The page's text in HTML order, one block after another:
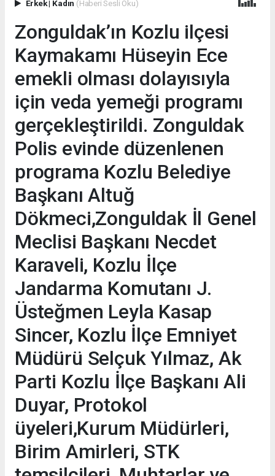
Erkek| Kadın (Haberi Sesli Oku)
Zonguldak’ın Kozlu ilçesi
Kaymakamı Hüseyin Ece
emekli olması dolayısıyla
için veda yemeği programı
gerçekleştirildi. Zonguldak
Polis evinde düzenlenen
programa Kozlu Belediye
Başkanı Altuğ
Dökmeci,Zonguldak İl Genel
Meclisi Başkanı Necdet
Karaveli, Kozlu İlçe
Jandarma Komutanı J.
Üsteğmen Leyla Kasap
Sincer, Kozlu İlçe Emniyet
Müdürü Selçuk Yılmaz, Ak
Parti Kozlu İlçe Başkanı Ali
Duyar, Protokol
üyeleri,Kurum Müdürleri,
Birim Amirleri, STK